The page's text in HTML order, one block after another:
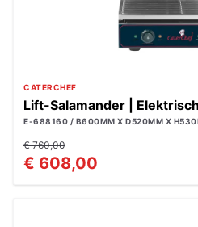
CATERCHEF
Lift-Salamander |
E-688160 / B600MM X D520MM X
€ 760,00
€ 608,00